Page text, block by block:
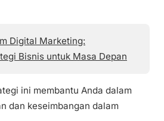
Digital Marketing:
Bisnis untuk Masa Depan
ini membantu Anda dalam
dan keseimbangan dalam